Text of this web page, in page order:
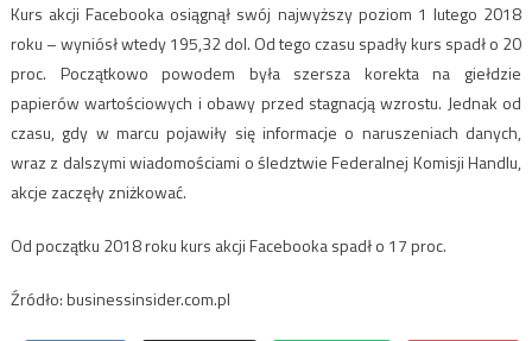
Kurs akcji Facebooka osiągnął swój najwyższy poziom 1 lutego 2018
roku – wyniósł wtedy 195,32 dol. Od tego czasu spadły kurs spadł o 20
proc. Początkowo powodem była szersza korekta na giełdzie
papierów wartościowych i obawy przed stagnacją wzrostu. Jednak od
czasu, gdy w marcu pojawiły się informacje o naruszeniach danych,
wraz z dalszymi wiadomościami o śledztwie Federalnej Komisji Handlu,
akcje zaczęły zniżkować.
Od początku 2018 roku kurs akcji Facebooka spadł o 17 proc.
Źródło: businessinsider.com.pl